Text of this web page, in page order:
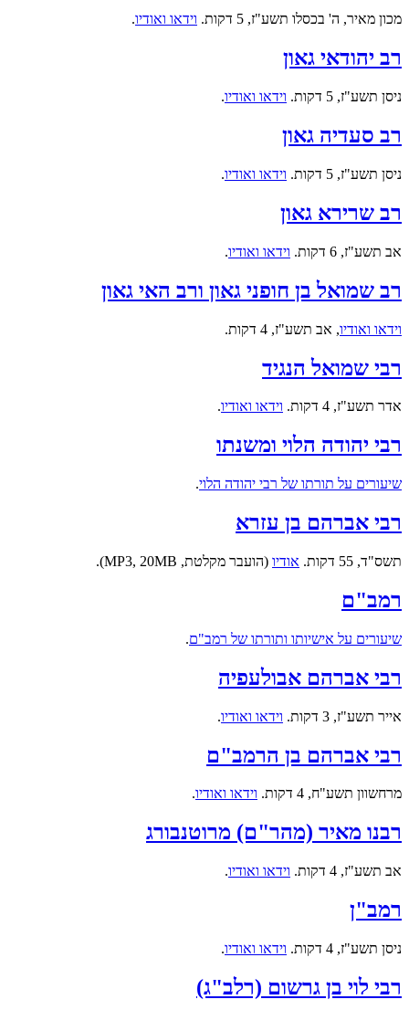
מכון מאיר, ה' בכסלו תשע"ז, 5 דקות. וידאו ואודיו.
רב יהודאי גאון
ניסן תשע"ז, 5 דקות. וידאו ואודיו.
רב סעדיה גאון
ניסן תשע"ז, 5 דקות. וידאו ואודיו.
רב שרירא גאון
אב תשע"ז, 6 דקות. וידאו ואודיו.
רב שמואל בן חופני גאון ורב האי גאון
וידאו ואודיו, אב תשע"ז, 4 דקות.
רבי שמואל הנגיד
אדר תשע"ז, 4 דקות. וידאו ואודיו.
רבי יהודה הלוי ומשנתו
שיעורים על תורתו של רבי יהודה הלוי.
רבי אברהם בן עזרא
תשס"ד, 55 דקות. אודיו (הועבר מקלטת, MP3, 20MB).
רמב"ם
שיעורים על אישיותו ותורתו של רמב"ם.
רבי אברהם אבולעפיה
אייר תשע"ז, 3 דקות. וידאו ואודיו.
רבי אברהם בן הרמב"ם
מרחשוון תשע"ח, 4 דקות. וידאו ואודיו.
רבנו מאיר (מהר"ם) מרוטנבורג
אב תשע"ז, 4 דקות. וידאו ואודיו.
רמב"ן
ניסן תשע"ז, 4 דקות. וידאו ואודיו.
רבי לוי בן גרשום (רלב"ג)